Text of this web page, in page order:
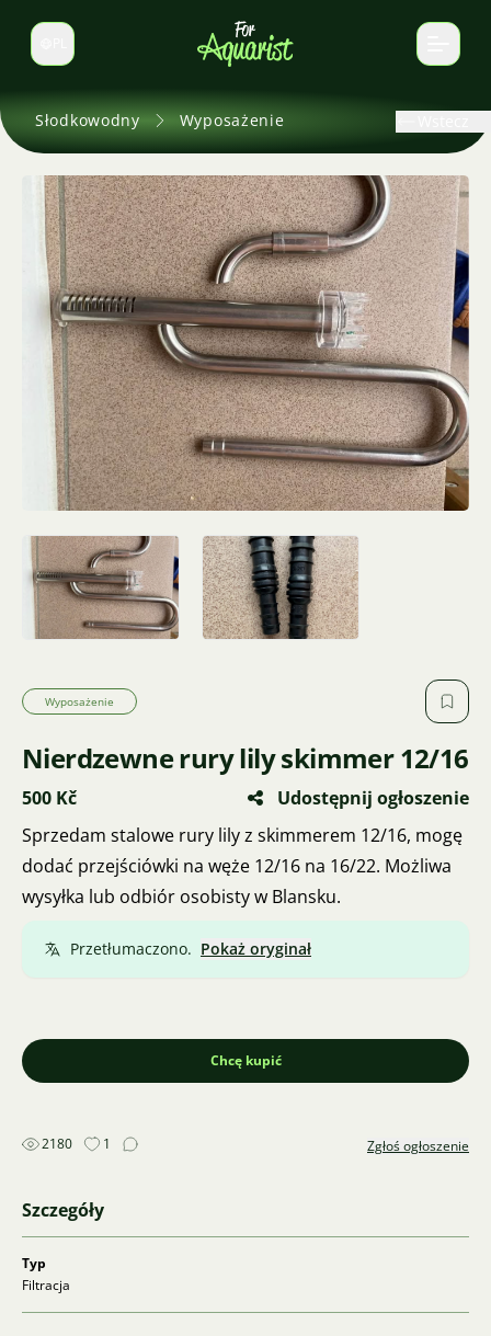
Zmień język
Słodkowodny Wyposażenie
Wyposażenie
Nierdzewne rury lily skimmer 12/16
500 Kč
Udostępnij ogłoszenie
Sprzedam stalowe rury lily z skimmerem 12/16, mogę
dodać przejściówki na węże 12/16 na 16/22. Możliwa
wysyłka lub odbiór osobisty w Blansku.
Przetłumaczono. Pokaż oryginał
Chcę kupić
2180 1 Zgłoś ogłoszenie
Szczegóły
Typ
Filtracja